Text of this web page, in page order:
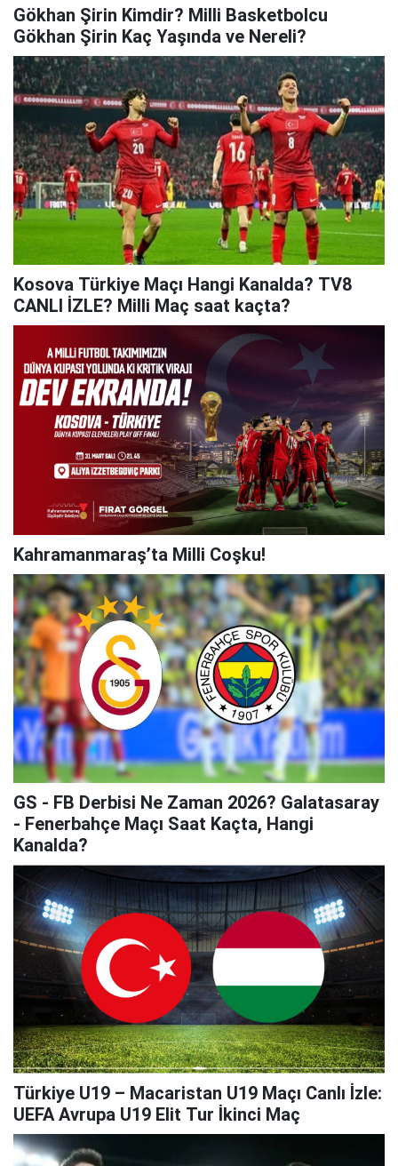
Gökhan Şirin Kimdir? Milli Basketbolcu
Gökhan Şirin Kaç Yaşında ve Nereli?
Kosova Türkiye Maçı Hangi Kanalda? TV8
CANLI İZLE? Milli Maç saat kaçta?
Kahramanmaraş’ta Milli Coşku!
GS - FB Derbisi Ne Zaman 2026? Galatasaray
- Fenerbahçe Maçı Saat Kaçta, Hangi
Kanalda?
Türkiye U19 – Macaristan U19 Maçı Canlı İzle:
UEFA Avrupa U19 Elit Tur İkinci Maç